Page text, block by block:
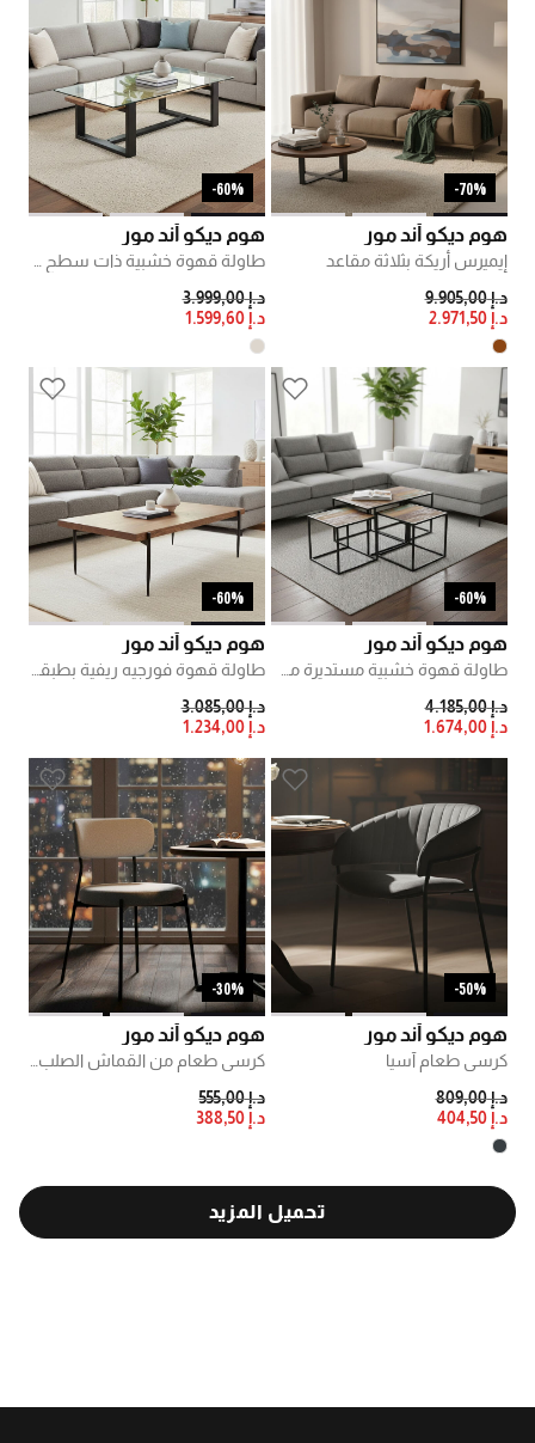
70%-
هوم ديكو أند مور
إيميرس أريكة بثلاثة مقاعد
PRICE REDUCED FROM
د.إ 9.905,00
د.إ 2.971,50
60%-
هوم ديكو أند مور
PRICE REDUCED FROM
د.إ 3.999,00
TO
د.إ 1.599,60
60%-
هوم ديكو أند مور
PRICE REDUCED FROM
د.إ 4.185,00
TO
د.إ 1.674,00
60%-
هوم ديكو أند مور
PRICE REDUCED FROM
د.إ 3.085,00
د.إ 1.234,00
50%-
هوم ديكو أند مور
كرسي طعام آسيا
PRICE REDUCED FROM
د.إ 809,00
د.إ 404,50
30%-
هوم ديكو أند مور
PRICE REDUCED FROM
د.إ 555,00
TO
د.إ 388,50
تحميل المزيد